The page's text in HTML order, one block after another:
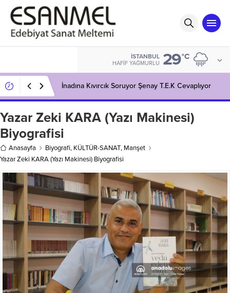
İSTANBUL
HAFIF YAĞMURLU 29°C
İnadına Kıvırcık Soruyor Şenay T.E.K Cevaplıyor
Yazar Zeki KARA (Yazı Makinesi)
Biyografisi
Anasayfa Biyografi, KÜLTÜR-SANAT, Manşet
Yazar Zeki KARA (Yazı Makinesi) Biyografisi